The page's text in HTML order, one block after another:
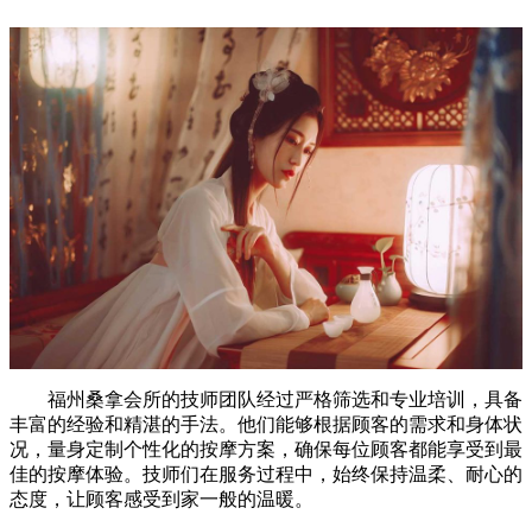
福州桑拿会所的技师团队经过严格筛选和专业培训，具备
丰富的经验和精湛的手法。他们能够根据顾客的需求和身体状
况，量身定制个性化的按摩方案，确保每位顾客都能享受到最
佳的按摩体验。技师们在服务过程中，始终保持温柔、耐心的
态度，让顾客感受到家一般的温暖。